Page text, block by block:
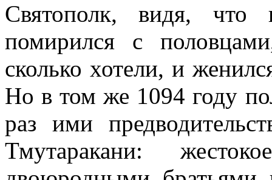
Святополк, видя, что
помирился с
сколько хотели, и
Но в том же 1094 году
раз ими
Тмутаракани: